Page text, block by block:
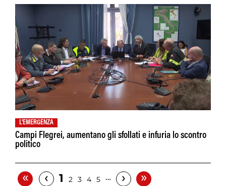
L'EMERGENZA
Campi Flegrei, aumentano gli sfollati e infuria lo scontro
politico
« ‹ 1 2 3 4 5 … › »